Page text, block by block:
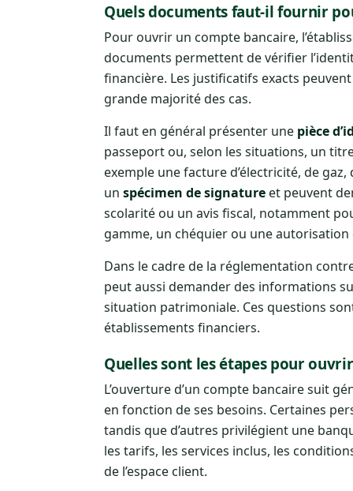
Quels documents faut-il fournir
Pour ouvrir un compte bancaire,
documents permettent de vérifier
financière. Les justificatifs exacts
grande majorité des cas.
Il faut en général présenter une pièce
passeport ou, selon les situations, un
exemple une facture d’électricité, de
un spécimen de signature et peuvent
scolarité ou un avis fiscal, notamment
gamme, un chéquier ou une autorisation
Dans le cadre de la réglementation
peut aussi demander des informations
situation patrimoniale. Ces questions
établissements financiers.
Quelles sont les étapes pour
L’ouverture d’un compte bancaire suit
en fonction de ses besoins. Certaines
tandis que d’autres privilégient une
les tarifs, les services inclus, les
de l’espace client.